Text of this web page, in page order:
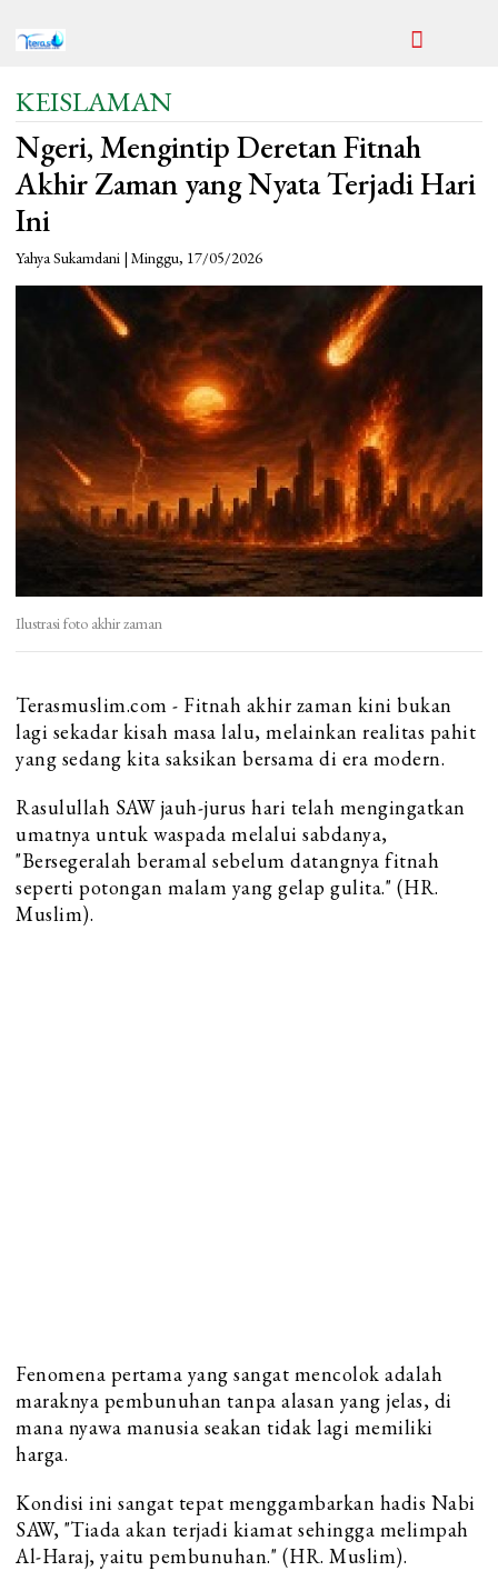
KEISLAMAN
Ngeri, Mengintip Deretan Fitnah
Akhir Zaman yang Nyata Terjadi Hari
Ini
Yahya Sukamdani | Minggu, 17/05/2026
Ilustrasi foto akhir zaman
Terasmuslim.com - Fitnah akhir zaman kini bukan
lagi sekadar kisah masa lalu, melainkan realitas pahit
yang sedang kita saksikan bersama di era modern.
Rasulullah SAW jauh-jurus hari telah mengingatkan
umatnya untuk waspada melalui sabdanya,
"Bersegeralah beramal sebelum datangnya fitnah
seperti potongan malam yang gelap gulita." (HR.
Muslim).
Fenomena pertama yang sangat mencolok adalah
maraknya pembunuhan tanpa alasan yang jelas, di
mana nyawa manusia seakan tidak lagi memiliki
harga.
Kondisi ini sangat tepat menggambarkan hadis Nabi
SAW, "Tiada akan terjadi kiamat sehingga melimpah
Al-Haraj, yaitu pembunuhan." (HR. Muslim).